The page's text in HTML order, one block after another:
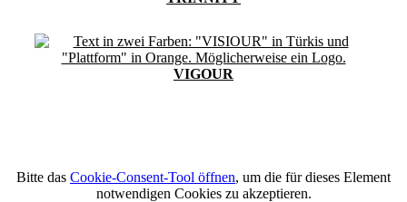
VIGOUR
Bitte das Cookie-Consent-Tool öffnen, um die für dieses Element
notwendigen Cookies zu akzeptieren.